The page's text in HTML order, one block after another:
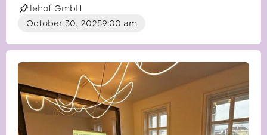
lehof GmbH
October 30, 20259:00 am